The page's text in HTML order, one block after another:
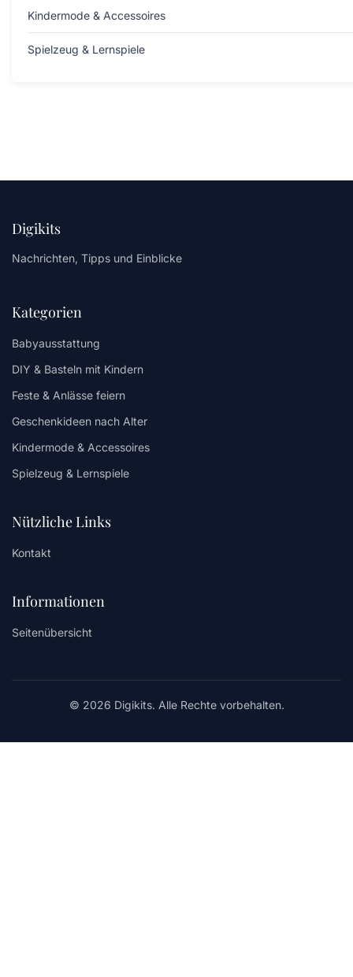
Kindermode & Accessoires
Spielzeug & Lernspiele
Digikits
Nachrichten, Tipps und Einblicke
Kategorien
Babyausstattung
DIY & Basteln mit Kindern
Feste & Anlässe feiern
Geschenkideen nach Alter
Kindermode & Accessoires
Spielzeug & Lernspiele
Nützliche Links
Kontakt
Informationen
Seitenübersicht
© 2026 Digikits. Alle Rechte vorbehalten.